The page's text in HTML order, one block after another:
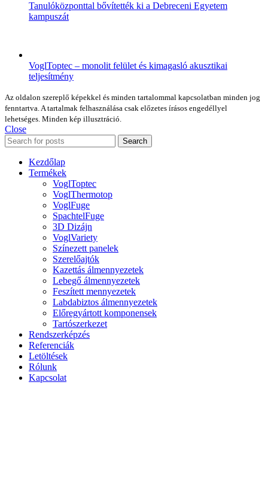
Tanulóközponttal bővítették ki a Debreceni Egyetem
kampuszát
VoglToptec – monolit felület és kimagasló akusztikai
teljesítmény
Az oldalon szereplő képekkel és minden tartalommal kapcsolatban minden jog
fenntartva. A tartalmak felhasználása csak előzetes írásos engedéllyel
lehetséges. Minden kép illusztráció.
Close
Search
Kezdőlap
Termékek
VoglToptec
VoglThermotop
VoglFuge
SpachtelFuge
3D Dizájn
VoglVariety
Színezett panelek
Szerelőajtók
Kazettás álmennyezetek
Lebegő álmennyezetek
Feszített mennyezetek
Labdabiztos álmennyezetek
Előregyártott komponensek
Tartószerkezet
Rendszerképzés
Referenciák
Letöltések
Rólunk
Kapcsolat